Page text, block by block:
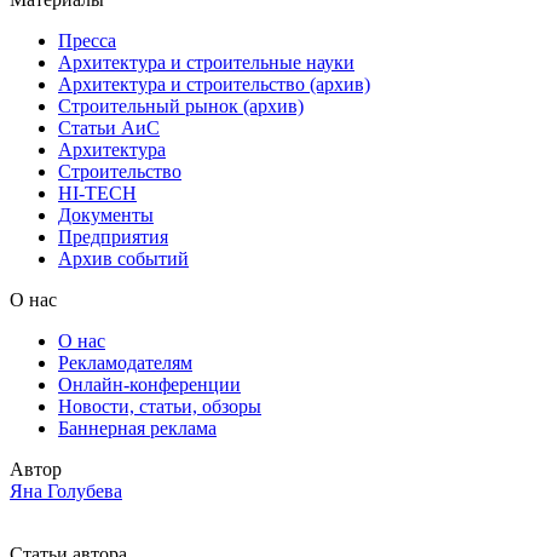
Пресса
Архитектура и строительные науки
Архитектура и строительство (архив)
Строительный рынок (архив)
Статьи АиС
Архитектура
Строительство
HI-TECH
Документы
Предприятия
Архив событий
О нас
О нас
Рекламодателям
Онлайн-конференции
Новости, статьи, обзоры
Баннерная реклама
Автор
Яна Голубева